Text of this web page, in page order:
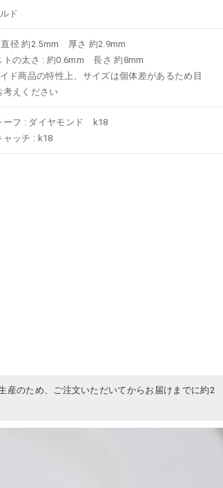
ド
直径 約2.5mm 厚さ 約2.9mm
トの太さ : 約0.6mm 長さ 約8mm
ド商品の特性上、サイズは個体差があるため目
考えください
ーフ : ダイヤモンド k18
ャッチ : k18
産のため、ご注文いただいてからお届けまでに約2